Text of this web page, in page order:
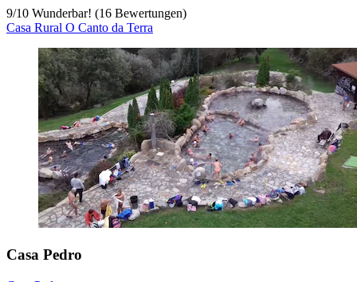
9/10 Wunderbar! (16 Bewertungen)
Casa Rural O Canto da Terra
Casa Pedro